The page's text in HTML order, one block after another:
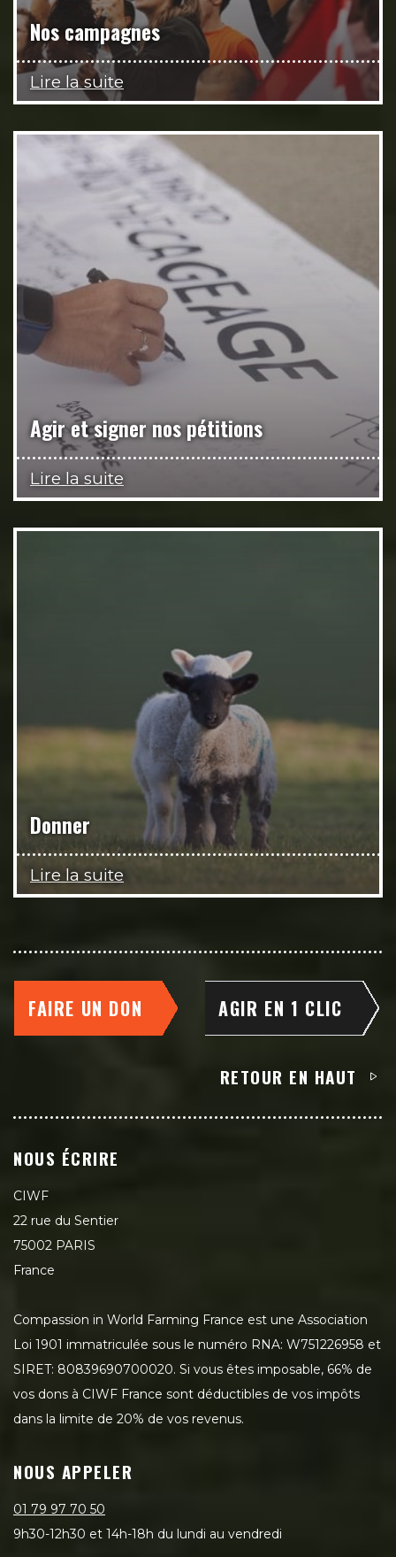
Nos campagnes
Lire la suite
Agir et signer nos pétitions
Lire la suite
Donner
Lire la suite
FAIRE UN DON AGIR EN 1 CLIC
RETOUR EN HAUT
NOUS ÉCRIRE
CIWF
22 rue du Sentier
75002 PARIS
France
Compassion in World Farming France est une Association
Loi 1901 immatriculée sous le numéro RNA: W751226958 et
SIRET: 80839690700020. Si vous êtes imposable, 66% de
vos dons à CIWF France sont déductibles de vos impôts
dans la limite de 20% de vos revenus.
NOUS APPELER
01 79 97 70 50
9h30-12h30 et 14h-18h du lundi au vendredi